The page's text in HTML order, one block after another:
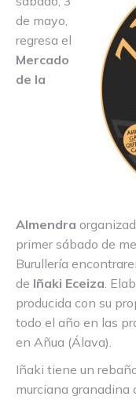
de mayo,
regresa el
Mercado
de la
Almendra
primer sábado de
Burullería
de Iñaki Eceiza.
producida con su
todo el año en las
en Añua (Álava).
Iñaki tiene un
murciana granadina